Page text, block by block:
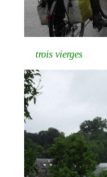
trois vierges